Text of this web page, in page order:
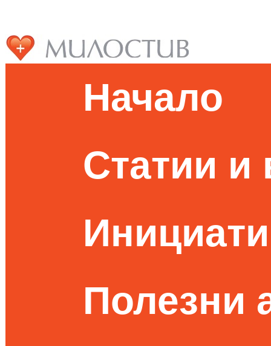
Начало
Статии и
Полезни